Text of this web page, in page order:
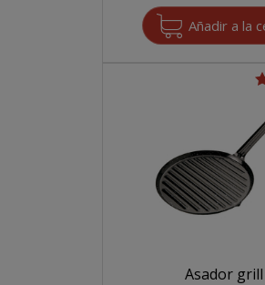
Asador grill